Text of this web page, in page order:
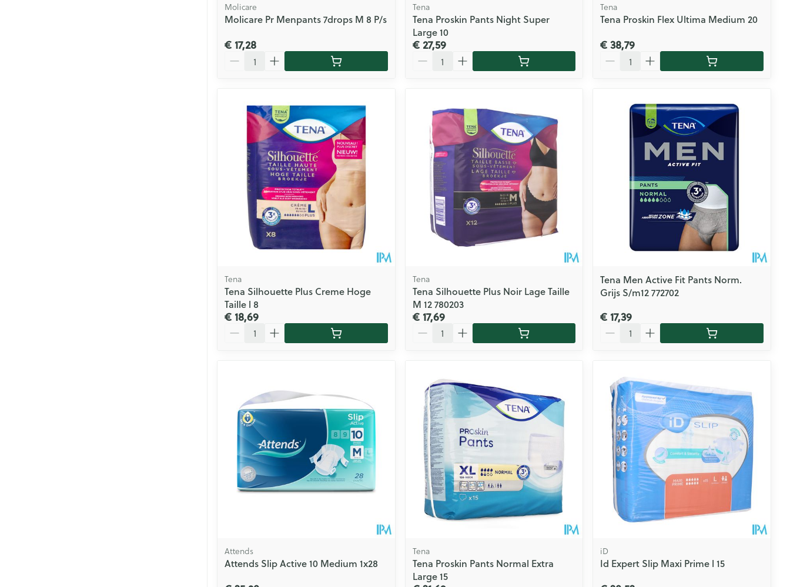
Molicare
Molicare Pr Menpants 7drops M 8 P/s
€ 17,28
Tena
Tena Proskin Pants Night Super
Large 10
€ 27,59
Tena
Tena Proskin Flex Ultima Medium 20
€ 38,79
Tena
Tena Silhouette Plus Creme Hoge
Taille l 8
€ 18,69
Tena
Tena Silhouette Plus Noir Lage Taille
M 12 780203
€ 17,69
Tena Men Active Fit Pants Norm.
Grijs S/m12 772702
€ 17,39
Attends
Attends Slip Active 10 Medium 1x28
Tena
Tena Proskin Pants Normal Extra
Large 15
iD
Id Expert Slip Maxi Prime l 15